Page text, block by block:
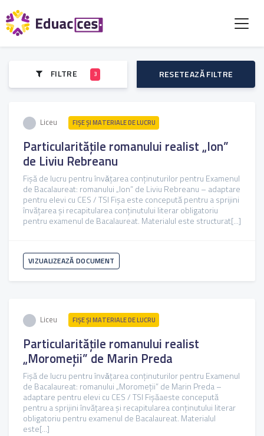
FILTRE 3 RESETEAZĂ FILTRE
Liceu FIŞE ŞI MATERIALE DE LUCRU
Particularitățile romanului realist „Ion”
de Liviu Rebreanu
Fișă de lucru pentru învǎțarea conținuturilor pentru Examenul
de Bacalaureat: romanului „Ion” de Liviu Rebreanu – adaptare
pentru elevi cu CES / TSI Fișa este concepută pentru a sprijini
învățarea și recapitularea conținutului literar obligatoriu
pentru examenul de Bacalaureat. Materialul este structurat[...]
VIZUALIZEAZĂ DOCUMENT
Liceu FIŞE ŞI MATERIALE DE LUCRU
Particularitățile romanului realist
„Moromeții” de Marin Preda
Fișă de lucru pentru învǎțarea conținuturilor pentru Examenul
de Bacalaureat: romanului „Moromeții” de Marin Preda –
adaptare pentru elevi cu CES / TSI Fișăaeste concepută
pentru a sprijini învățarea și recapitularea conținutului literar
obligatoriu pentru examenul de Bacalaureat. Materialul
este[...]